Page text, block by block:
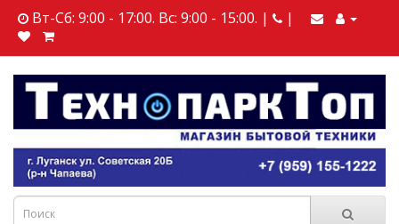
Вт-Сб: 9:00 - 17:00. Вс: 9:00 - 15:00. | |